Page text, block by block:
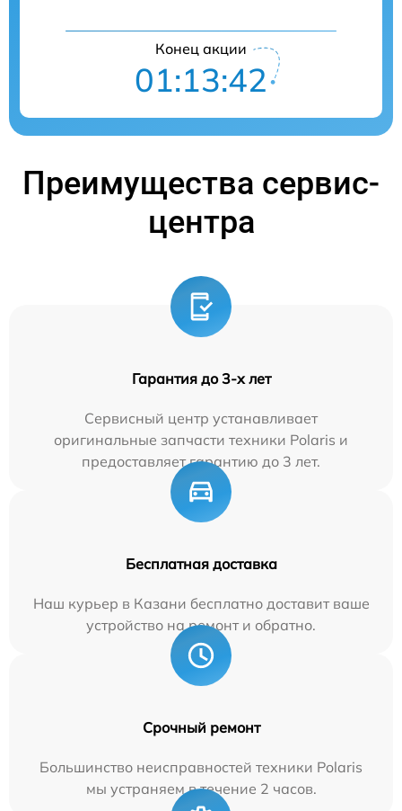
Конец акции
01:13:42
Преимущества сервис-
центра
Гарантия до 3-х лет
Сервисный центр устанавливает
оригинальные запчасти техники Polaris и
предоставляет гарантию до 3 лет.
Бесплатная доставка
Наш курьер в Казани бесплатно доставит ваше
устройство на ремонт и обратно.
Срочный ремонт
Большинство неисправностей техники Polaris
мы устраняем в течение 2 часов.